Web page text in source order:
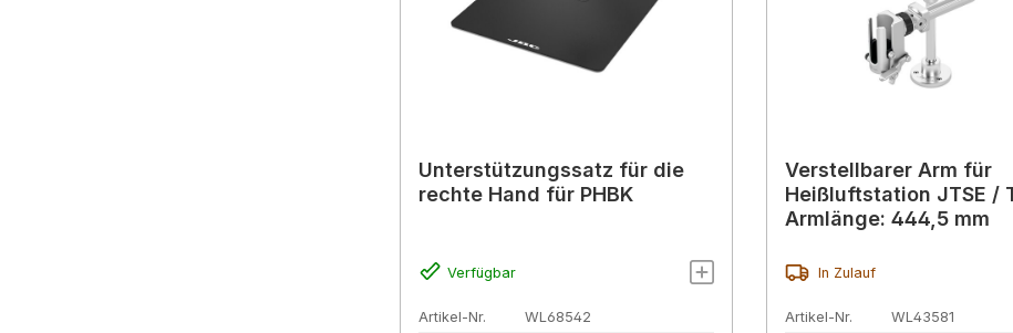
Unterstützungssatz für die
rechte Hand für PHBK
Verfügbar
Artikel-Nr. WL68542
Verstellbarer Arm für
Heißluftstation JTSE /
Armlänge: 444,5 mm
In Zulauf
Artikel-Nr. WL43581